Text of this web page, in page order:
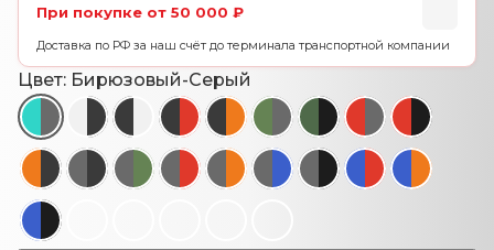
При покупке от 50 000 ₽
Доставка по РФ за наш счёт до терминала транспортной компании
Цвет: Бирюзовый-Серый